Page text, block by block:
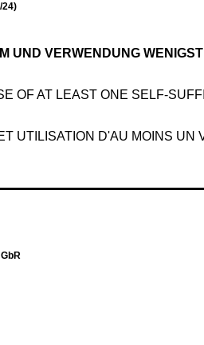
24)
UND VERWENDUNG
OF AT LEAST ONE SELF-
UTILISATION D'AU MOINS UN